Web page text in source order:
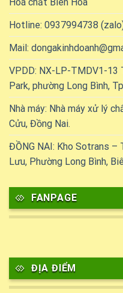
Hoá chất Biên Hoà
Hotline: 0937994738
Mail:
VPDD: NX-LP-TMDV1-13
Park, phường Long Bình,
Nhà máy: Nhà máy xử lý
Cửu, Đồng Nai.
ĐỒNG NAI: Kho Sotrans –
Lưu, Phường Long Bình,
FANPAGE
ĐỊA ĐIỂM